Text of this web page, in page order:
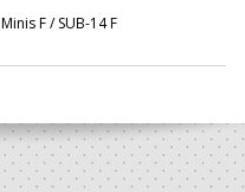
Minis F / SUB-14 F